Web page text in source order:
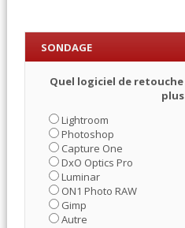
SONDAGE
Quel logiciel de
plus
Lightroom
Photoshop
Capture One
DxO Optics Pro
Luminar
ON1 Photo RAW
Gimp
Autre